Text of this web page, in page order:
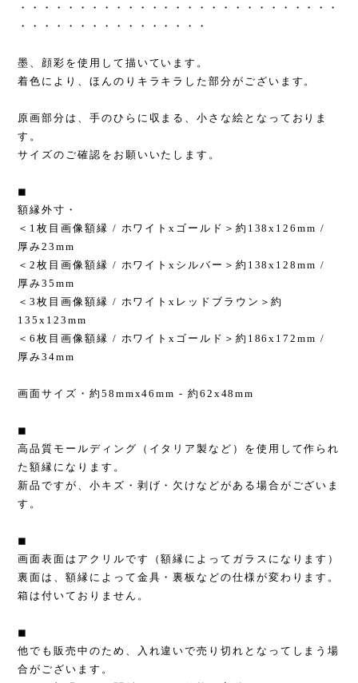
・・・・・・・・・・・・・・・・・・・・・・・・・・・
・・・・・・・・・・・・・・・・
墨、顔彩を使用して描いています。
着色により、ほんのりキラキラした部分がございます。
原画部分は、手のひらに収まる、小さな絵となっておりま
す。
サイズのご確認をお願いいたします。
◼︎
額縁外寸・
＜1枚目画像額縁 / ホワイトxゴールド＞約138x126mm /
厚み23mm
＜2枚目画像額縁 / ホワイトxシルバー＞約138x128mm /
厚み35mm
＜3枚目画像額縁 / ホワイトxレッドブラウン＞約
135x123mm
＜6枚目画像額縁 / ホワイトxゴールド＞約186x172mm /
厚み34mm
画面サイズ・約58mmx46mm - 約62x48mm
◼︎
高品質モールディング（イタリア製など）を使用して作られ
た額縁になります。
新品ですが、小キズ・剥げ・欠けなどがある場合がございま
す。
◼︎
画面表面はアクリルです（額縁によってガラスになります）
裏面は、額縁によって金具・裏板などの仕様が変わります。
箱は付いておりません。
◼︎
他でも販売中のため、入れ違いで売り切れとなってしまう場
合がございます。